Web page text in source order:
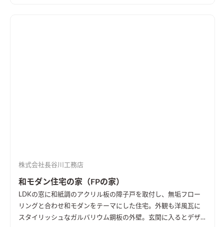
株式会社長谷川工務店
和モダン住宅の家（FPの家）
LDKの窓に和紙調のアクリル板の障子戸を取付し、無垢フロー
リングと合わせ和モダンをテーマにした住宅。外観も洋風瓦に
スタイリッシュなガルバリウム鋼板の外壁。玄関に入るとデザ